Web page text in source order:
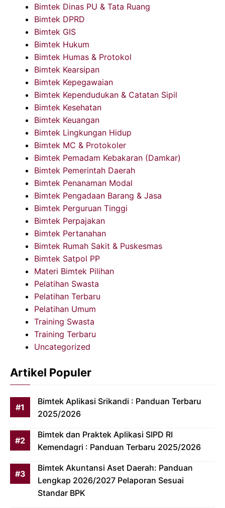
Bimtek Dinas PU & Tata Ruang
Bimtek DPRD
Bimtek GIS
Bimtek Hukum
Bimtek Humas & Protokol
Bimtek Kearsipan
Bimtek Kepegawaian
Bimtek Kependudukan & Catatan Sipil
Bimtek Kesehatan
Bimtek Keuangan
Bimtek Lingkungan Hidup
Bimtek MC & Protokoler
Bimtek Pemadam Kebakaran (Damkar)
Bimtek Pemerintah Daerah
Bimtek Penanaman Modal
Bimtek Pengadaan Barang & Jasa
Bimtek Perguruan Tinggi
Bimtek Perpajakan
Bimtek Pertanahan
Bimtek Rumah Sakit & Puskesmas
Bimtek Satpol PP
Materi Bimtek Pilihan
Pelatihan Swasta
Pelatihan Terbaru
Pelatihan Umum
Training Swasta
Training Terbaru
Uncategorized
Artikel Populer
Bimtek Aplikasi Srikandi : Panduan Terbaru
2025/2026
Bimtek dan Praktek Aplikasi SIPD RI
Kemendagri : Panduan Terbaru 2025/2026
Bimtek Akuntansi Aset Daerah: Panduan
Lengkap 2026/2027 Pelaporan Sesuai
Standar BPK